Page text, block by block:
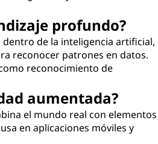
profundo?
de la inteligencia artificial,
reconocer patrones en datos.
reconocimiento de
aumentada?
el mundo real con elementos
en aplicaciones móviles y